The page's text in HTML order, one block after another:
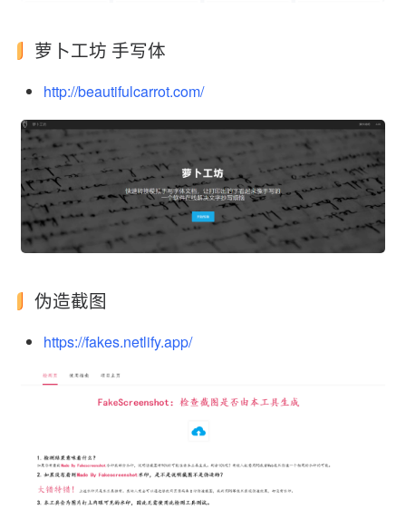
萝卜工坊 手写体
http://beautifulcarrot.com/
伪造截图
https://fakes.netlify.app/